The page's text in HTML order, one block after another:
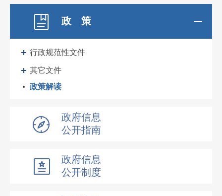
政 策
行政规范性文件
其它文件
政策解读
政府信息
公开指南
政府信息
公开制度